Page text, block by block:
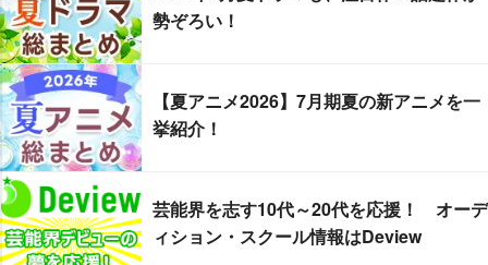
勢ぞろい！
【夏アニメ2026】7月期夏の新アニメを一
挙紹介！
芸能界を志す10代～20代を応援！ オーデ
ィション・スクール情報はDeview